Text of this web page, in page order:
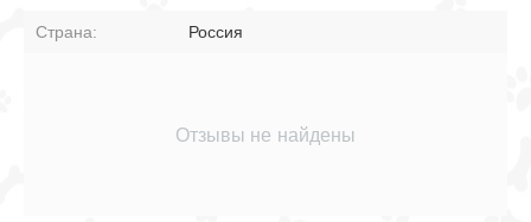
Страна: Россия
Отзывы не найдены